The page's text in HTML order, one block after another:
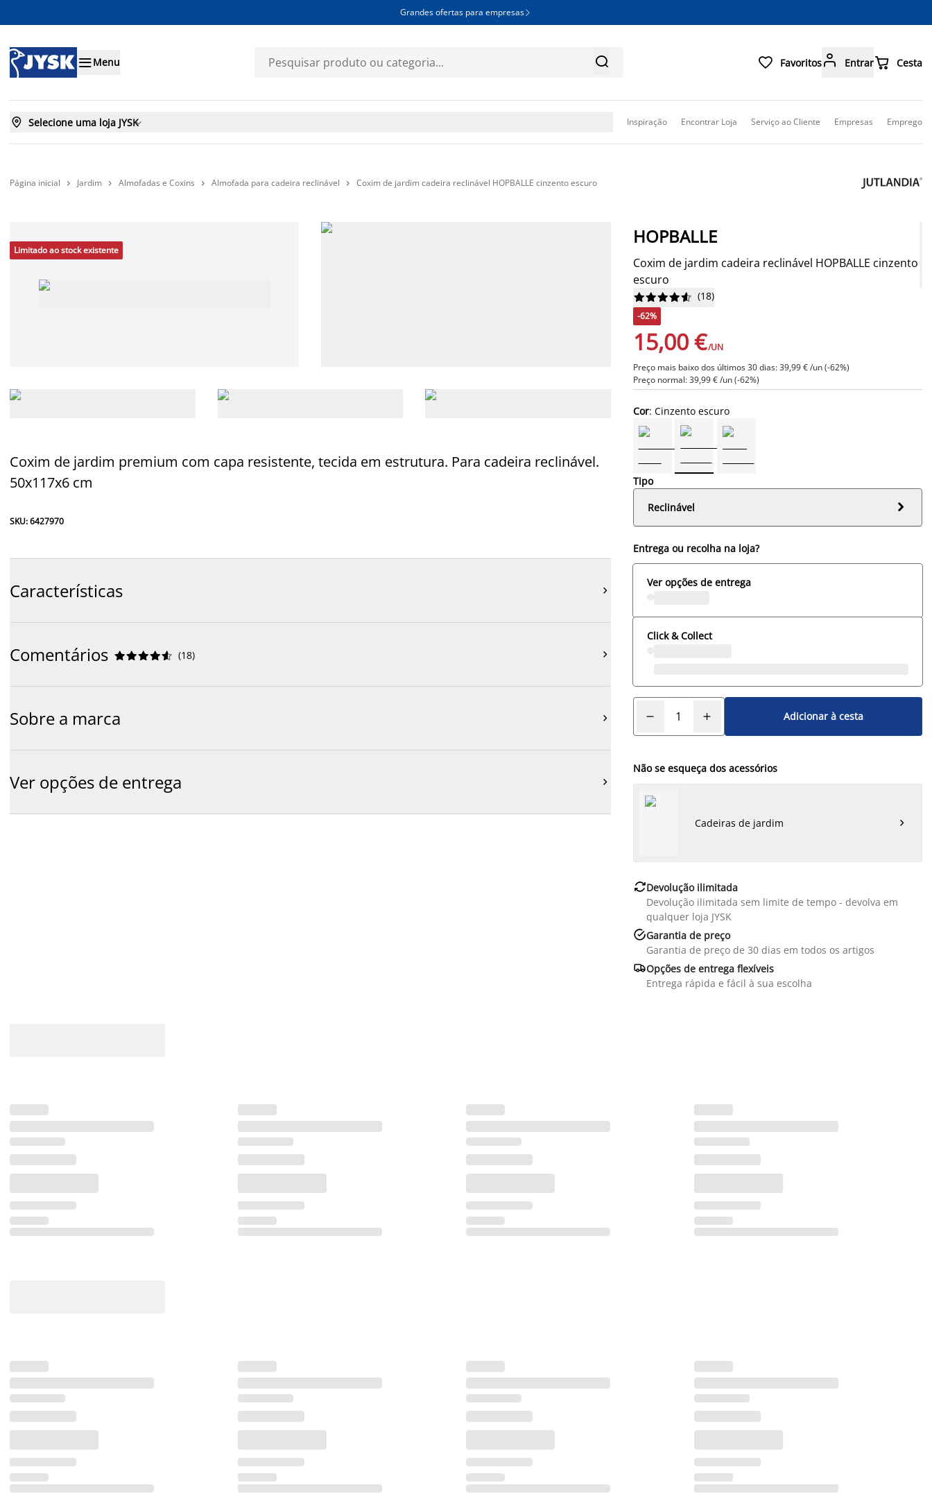
Grandes ofertas para empresas 
Menu   Favoritos Entrar Cesta
 Selecione uma loja JYSK Inspiração Encontrar Loja Serviço ao Cliente Empresas Emprego
Página inicial  Jardim  Almofadas e Coxins  Almofada para cadeira reclinável  Coxim de jardim cadeira reclinável HOPBALLE cinzento escuro
Limitado ao stock existente
Coxim de jardim premium com capa resistente, tecida em estrutura. Para cadeira reclinável.
50x117x6 cm
SKU: 6427970
Características 
Comentários 




 (18) 
Sobre a marca 
Ver opções de entrega 
HOPBALLE
Coxim de jardim cadeira reclinável HOPBALLE cinzento
escuro





 (18)
-62%
15,00 €/UN
Preço mais baixo dos últimos 30 dias: 39,99 € /un (-62%)
Preço normal: 39,99 € /un (-62%)
Cor: Cinzento escuro
Tipo
Reclinável

Entrega ou recolha na loja?
Ver opções de entrega
Click & Collect
Adicionar à cesta
Não se esqueça dos acessórios
Cadeiras de jardim 
Devolução ilimitada
Devolução ilimitada sem limite de tempo - devolva em
qualquer loja JYSK
Garantia de preço
Garantia de preço de 30 dias em todos os artigos
Opções de entrega flexíveis
Entrega rápida e fácil à sua escolha